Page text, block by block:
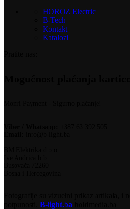
HOROZ Electric
B-Tech
Kontakt
Katalozi
B-light.ba